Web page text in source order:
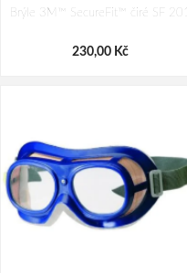
Brýle 3M™ SecureFit™ čiré SF 201
230,00 Kč